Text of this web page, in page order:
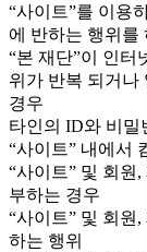
“사이트”를 이용
에 반하는 행위를
“본 재단”이 인터
위가 반복 되거나
경우
타인의 ID와 비밀
“사이트” 내에서
“사이트” 및 회원
부하는 경우
“사이트” 및 회원
하는 행위